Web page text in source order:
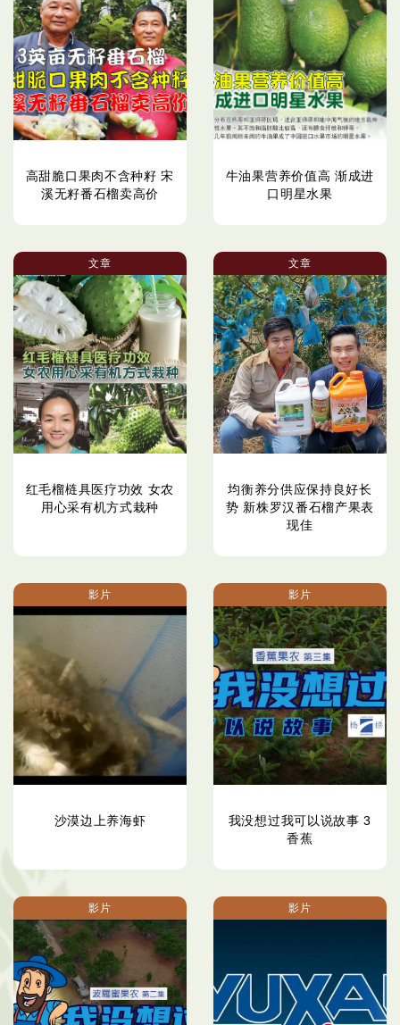
高甜脆口果肉不含种籽 宋
溪无籽番石榴卖高价
牛油果营养价值高 渐成进
口明星水果
文章
红毛榴梿具医疗功效 女农
用心采有机方式栽​​种
文章
均衡养分供应保持良好长
势 新株罗汉番石榴产果表
现佳
影片
沙漠边上养海虾
影片
我没想过我可以说故事 3
香蕉
影片 影片